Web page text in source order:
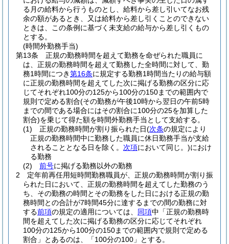
る月の給料から行うものとし、給料から差し引いてなお残
余の額があるとき、又は給料から差し引くことのできない
ときは、この条例に基づく未支給の給与から差し引くもの
とする。
(時間外勤務手当)
第13条
正規の勤務時間を超えて勤務を命ぜられた職員に
は、正規の勤務時間を超えて勤務した全時間に対して、勤
務1時間につき第16条に規定する勤務1時間当たりの給与額
に正規の勤務時間を超えてした次に掲げる勤務の区分に応
じてそれぞれ100分の125から100分の150までの範囲内で
規則で定める割合(その勤務が午後10時から翌日の午前5時
までの間である場合にはその割合に100分の25を加算した
割合)を乗じて得た額を時間外勤務手当として支給する。
(1)
正規の勤務時間が割り振られた日(次条の規定により
正規の勤務時間中に勤務した職員に休日勤務手当が支給
されることとなる日を除く。 次項において同じ。)におけ
る勤務
(2)
前号に掲げる勤務以外の勤務
2
定年前再任用短時間勤務職員が、正規の勤務時間が割り振
られた日において、正規の勤務時間を超えてした勤務のう
ち、その勤務の時間とその勤務をした日における正規の勤
務時間との合計が7時間45分に達するまでの間の勤務に対
する前項の規定の適用については、 同項中「正規の勤務時
間を超えてした次に掲げる勤務の区分に応じてそれぞれ
100分の125から100分の150までの範囲内で規則で定める
割合」とあるのは、「100分の100」とする。